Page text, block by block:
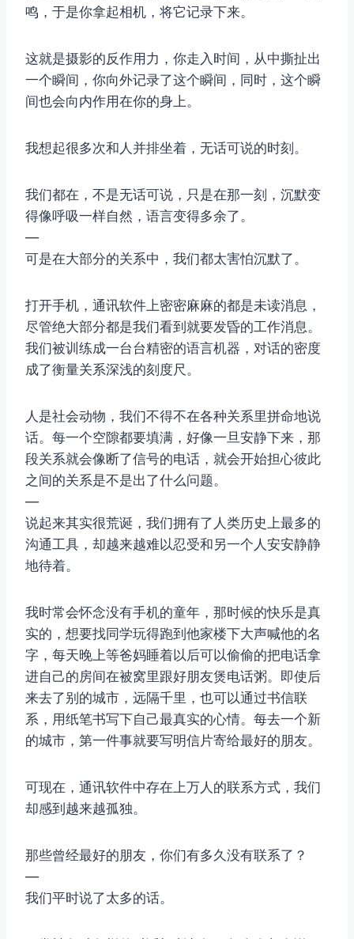
鸣，于是你拿起相机，将它记录下来。
这就是摄影的反作用力，你走入时间，从中撕扯出
一个瞬间，你向外记录了这个瞬间，同时，这个瞬
间也会向内作用在你的身上。
我想起很多次和人并排坐着，无话可说的时刻。
我们都在，不是无话可说，只是在那一刻，沉默变
得像呼吸一样自然，语言变得多余了。
—
可是在大部分的关系中，我们都太害怕沉默了。
打开手机，通讯软件上密密麻麻的都是未读消息，
尽管绝大部分都是我们看到就要发昏的工作消息。
我们被训练成一台台精密的语言机器，对话的密度
成了衡量关系深浅的刻度尺。
人是社会动物，我们不得不在各种关系里拼命地说
话。每一个空隙都要填满，好像一旦安静下来，那
段关系就会像断了信号的电话，就会开始担心彼此
之间的关系是不是出了什么问题。
—
说起来其实很荒诞，我们拥有了人类历史上最多的
沟通工具，却越来越难以忍受和另一个人安安静静
地待着。
我时常会怀念没有手机的童年，那时候的快乐是真
实的，想要找同学玩得跑到他家楼下大声喊他的名
字，每天晚上等爸妈睡着以后可以偷偷的把电话拿
进自己的房间在被窝里跟好朋友煲电话粥。即使后
来去了别的城市，远隔千里，也可以通过书信联
系，用纸笔书写下自己最真实的心情。每去一个新
的城市，第一件事就要写明信片寄给最好的朋友。
可现在，通讯软件中存在上万人的联系方式，我们
却感到越来越孤独。
那些曾经最好的朋友，你们有多久没有联系了？
—
我们平时说了太多的话。